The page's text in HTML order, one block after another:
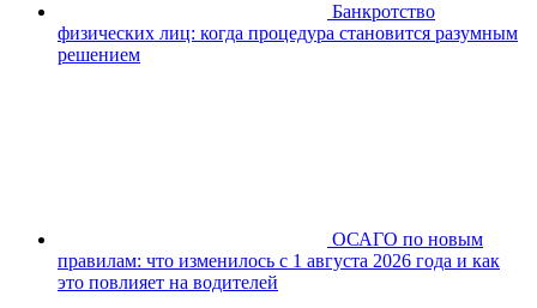
Банкротство
физических лиц: когда процедура становится разумным
решением
ОСАГО по новым
правилам: что изменилось с 1 августа 2026 года и как
это повлияет на водителей